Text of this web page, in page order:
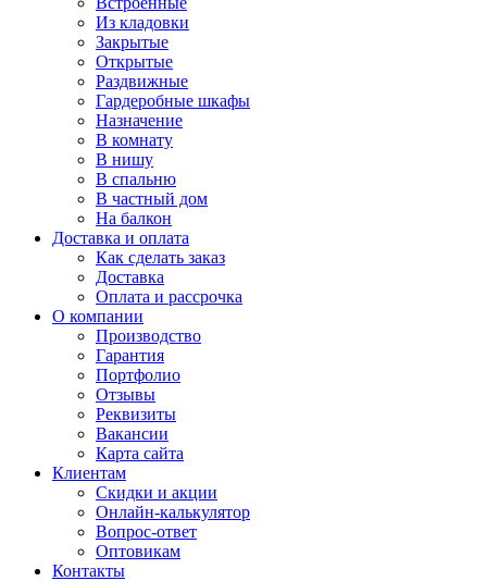
Из кладовки
Закрытые
Открытые
Раздвижные
Гардеробные шкафы
Назначение
В комнату
В нишу
В спальню
В частный дом
На балкон
Доставка и оплата
Как сделать заказ
Доставка
Оплата и рассрочка
О компании
Производство
Гарантия
Портфолио
Отзывы
Реквизиты
Вакансии
Карта сайта
Клиентам
Скидки и акции
Онлайн-калькулятор
Вопрос-ответ
Оптовикам
Контакты